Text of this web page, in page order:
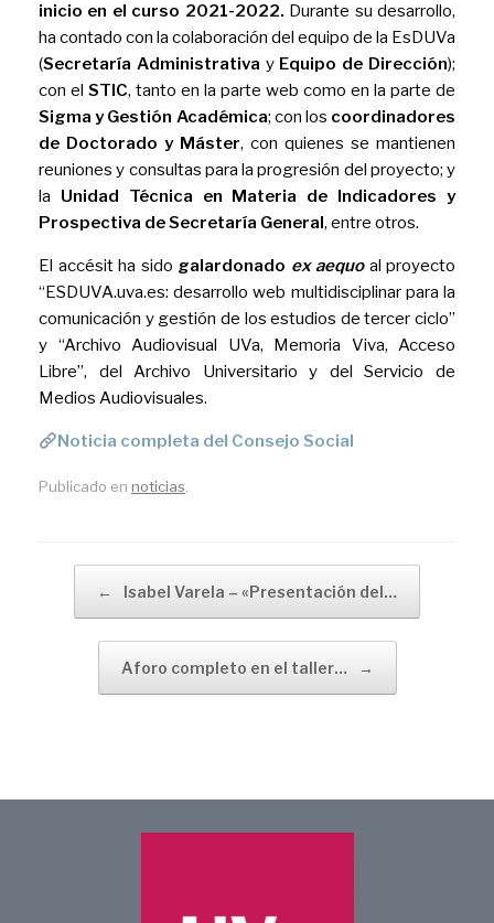
inicio en el curso 2021-2022. Durante su desarrollo,
ha contado con la colaboración del equipo de la EsDUVa
(Secretaría Administrativa y Equipo de Dirección);
con el STIC, tanto en la parte web como en la parte de
Sigma y Gestión Académica; con los coordinadores
de Doctorado y Máster, con quienes se mantienen
reuniones y consultas para la progresión del proyecto; y
la Unidad Técnica en Materia de Indicadores y
Prospectiva de Secretaría General, entre otros.
El accésit ha sido galardonado ex aequoal proyecto
“ESDUVA.uva.es: desarrollo web multidisciplinar para la
comunicación y gestión de los estudios de tercer ciclo”
y “Archivo Audiovisual UVa, Memoria Viva, Acceso
Libre”, del Archivo Universitario y del Servicio de
Medios Audiovisuales.
Noticia completa del Consejo Social
Publicado en noticias
← Isabel Varela – «Presentación del…
Aforo completo en el taller… →